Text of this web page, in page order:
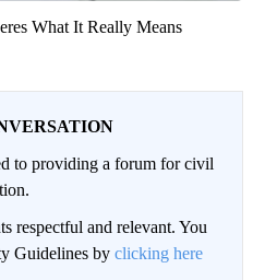
What It Really Means
to providing a forum for civil
respectful and relevant. You
Guidelines by clicking here